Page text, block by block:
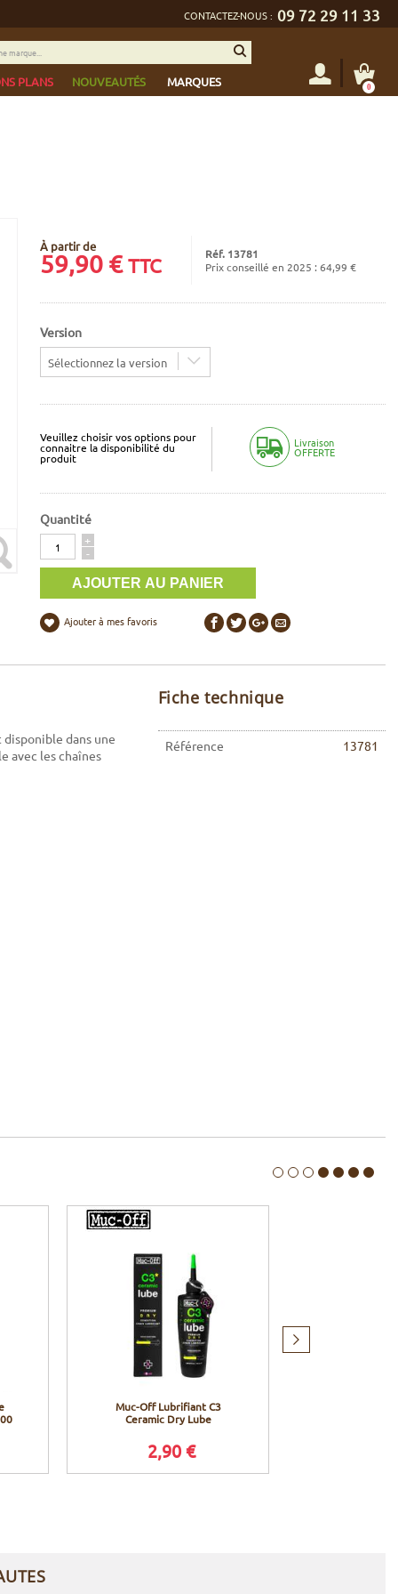
CONTACTEZ-NOUS : 09 72 29 11 33
PLANS NOUVEAUTÉS MARQUES 0
À partir de
59,90€ TTC
Réf. 13781
Prix conseillé en 2025 : 64,99 €
Version
Sélectionnez la version
Veuillez choisir vos options pour
connaitre la disponibilité du
produit
Livraison
OFFERTE
Quantité
Quantité
+
-
Ajouter à mes favoris
disponible dans une
avec les chaînes
Fiche technique
Référence 13781
Muc-Off Lubrifiant C3
Ceramic Dry Lube
2,90 €
suivant